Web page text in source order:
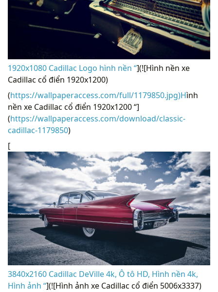
1920x1080 Cadillac Logo hình nền “](![Hình nền xe
Cadillac cổ điển 1920x1200)
(https://wallpaperaccess.com/full/1179850.jpg)Hình
nền xe Cadillac cổ điển 1920x1200 “]
(https://wallpaperaccess.com/download/classic-
cadillac-1179850)
[
3840x2160 Cadillac DeVille 4k, Ô tô HD, Hình nền 4k,
Hình ảnh “](![Hình ảnh xe Cadillac cổ điển 5006x3337)